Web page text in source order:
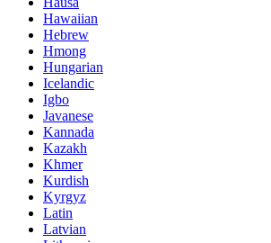
Hawaiian
Hebrew
Hmong
Hungarian
Icelandic
Igbo
Javanese
Kannada
Kazakh
Khmer
Kurdish
Kyrgyz
Latin
Latvian